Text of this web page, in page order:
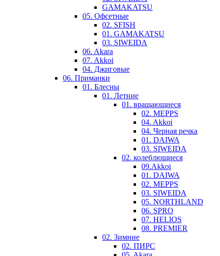
GAMAKATSU
05. Офсетные
02. SFISH
01. GAMAKATSU
03. SIWEIDA
06. Akara
07. Akkoi
04. Джиговые
06. Приманки
01. Блесны
01. Летние
01. вращающиеся
02. MEPPS
04. Akkoi
04. Черная речка
01. DAIWA
03. SIWEIDA
02. колеблющиеся
09.Akkoi
01. DAIWA
02. MEPPS
03. SIWEIDA
05. NORTHLAND
06. SPRO
07. HELIOS
08. PREMIER
02. Зимние
02. ПИРС